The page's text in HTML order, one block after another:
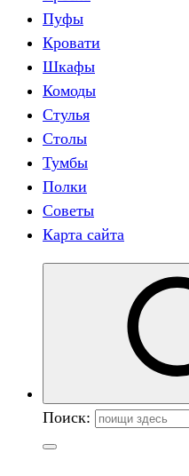
Пуфы
Кровати
Шкафы
Комоды
Стулья
Столы
Тумбы
Полки
Советы
Карта сайта
Поиск: